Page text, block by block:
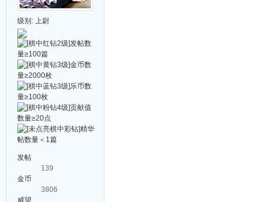
级别: 上尉
发帖
139
金币
3806
威望